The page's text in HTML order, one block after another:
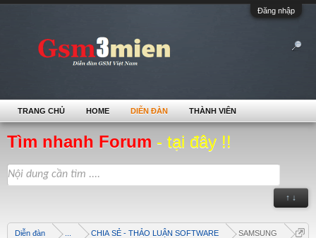
Đăng nhập
Tìm nhanh Forum - tại đây !!
↑ ↓
Diễn đàn CHIA SẺ - THẢO LUẬN SOFTWARE SAMSUNG
TRANG CHỦ HOME DIỄN ĐÀN THÀNH VIÊN